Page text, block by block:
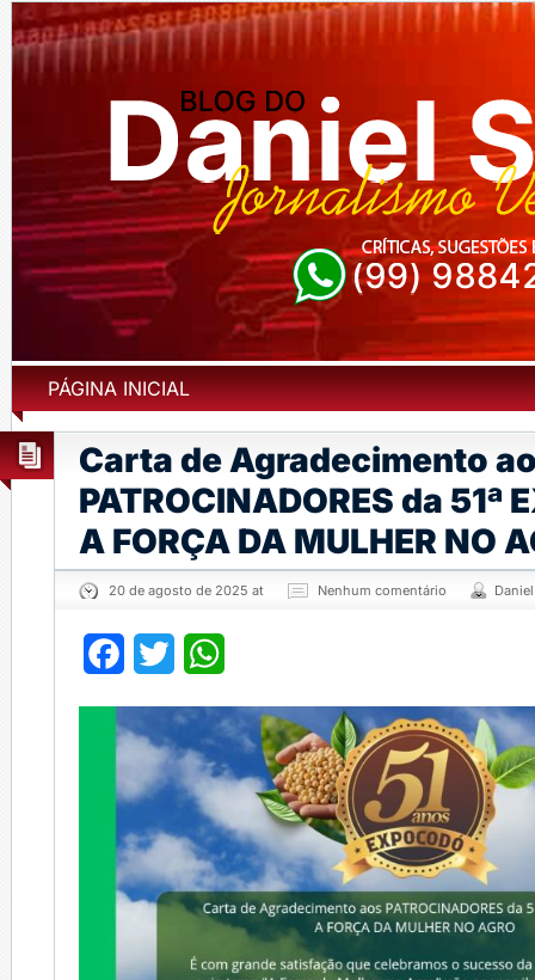
PÁGINA INICIAL
Carta de Agradecimento
PATROCINADORES da 51ª
A FORÇA DA MULHER NO
20 de agosto de 2025 at Nenhum comentário
Facebook
Twitter